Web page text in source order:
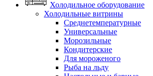
Холодильное оборудование
Холодильные витрины
Среднетемпературные
Универсальные
Морозильные
Кондитерские
Для мороженого
Рыба на льду